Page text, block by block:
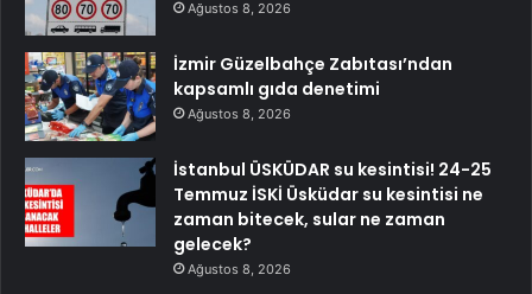
Ağustos 8, 2026
İzmir Güzelbahçe Zabıtası’ndan
kapsamlı gıda denetimi
Ağustos 8, 2026
İstanbul ÜSKÜDAR su kesintisi! 24-25
Temmuz İSKİ Üsküdar su kesintisi ne
zaman bitecek, sular ne zaman
gelecek?
Ağustos 8, 2026